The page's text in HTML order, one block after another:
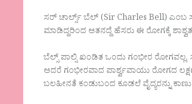
ಸರ್ ಚಾರ್ಲ್ಸ್ ಬೆಲ್ (Sir Charles Bell) ಎಂಬ
ಮಾಡಿದ್ದರಿಂದ ಆತನದ್ದೆ ಹೆಸರು ಈ ರೋಗಕ್ಕೆ
ಬೆಲ್ಸ್ ಪಾಲ್ಸಿ ಖಂಡಿತ ಒಂದು ಗಂಭೀರ
ಆದರೆ ಗಂಭೀರವಾದ ಪಾರ್ಶ್ವವಾಯು ರೋಗದ
ಬಲಹೀನತೆ ಕಂಡುಬಂದ ಕೂಡಲೆ ವೈದ್ಯರನ್ನು